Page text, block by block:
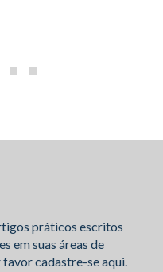
práticos escritos
em suas áreas de
favor cadastre-se aqui.